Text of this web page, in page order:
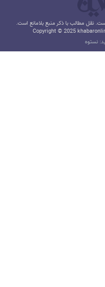
نقل مطالب با ذکر منبع بلامانع است.
Copyright © 2025
نستوه